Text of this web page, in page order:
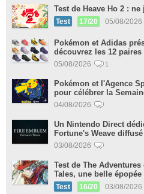
Test de Heave Ho 2 :
Test 17/20 05/08/2026
Pokémon et Adidas
découvrez les 12
05/08/2026 1
Pokémon et l'Agence
pour célébrer la
04/08/2026
Un Nintendo Direct
Fortune's Weave
03/08/2026
Test de The
Tales, une belle
Test 16/20 03/08/2026